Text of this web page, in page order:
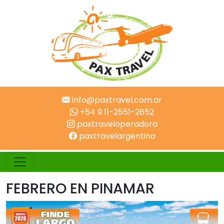
info@paxtravel.com.ar
+54 9 11-2551-2652
paxtraveloperadora
paxtravelargentina
FEBRERO EN PINAMAR